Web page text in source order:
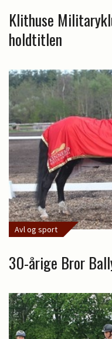
Klithuse
holdtitlen
Avl og sport
30-årige Bror